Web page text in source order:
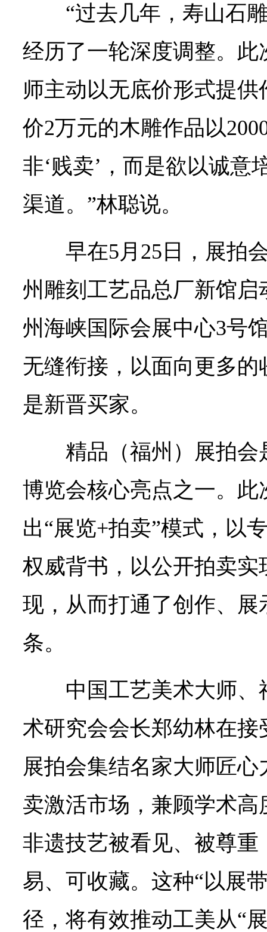
“过去几年，寿山石
经历了一轮深度调整。
师主动以无底价形式提
价2万元的木雕作品以
非‘贱卖’，而是欲以诚意
渠道。”林聪说。
早在5月25日，展拍
州雕刻工艺品总厂新馆启
州海峡国际会展中心3号
无缝衔接，以面向更多
是新晋买家。
精品（福州）展拍会
博览会核心亮点之一。此
出“展览+拍卖”模式，以
权威背书，以公开拍卖
现，从而打通了创作、
条。
中国工艺美术大师
术研究会会长郑幼林在
展拍会集结名家大师匠
卖激活市场，兼顾学术
非遗技艺被看见、被尊
易、可收藏。这种“以展
径，将有效推动工美从“